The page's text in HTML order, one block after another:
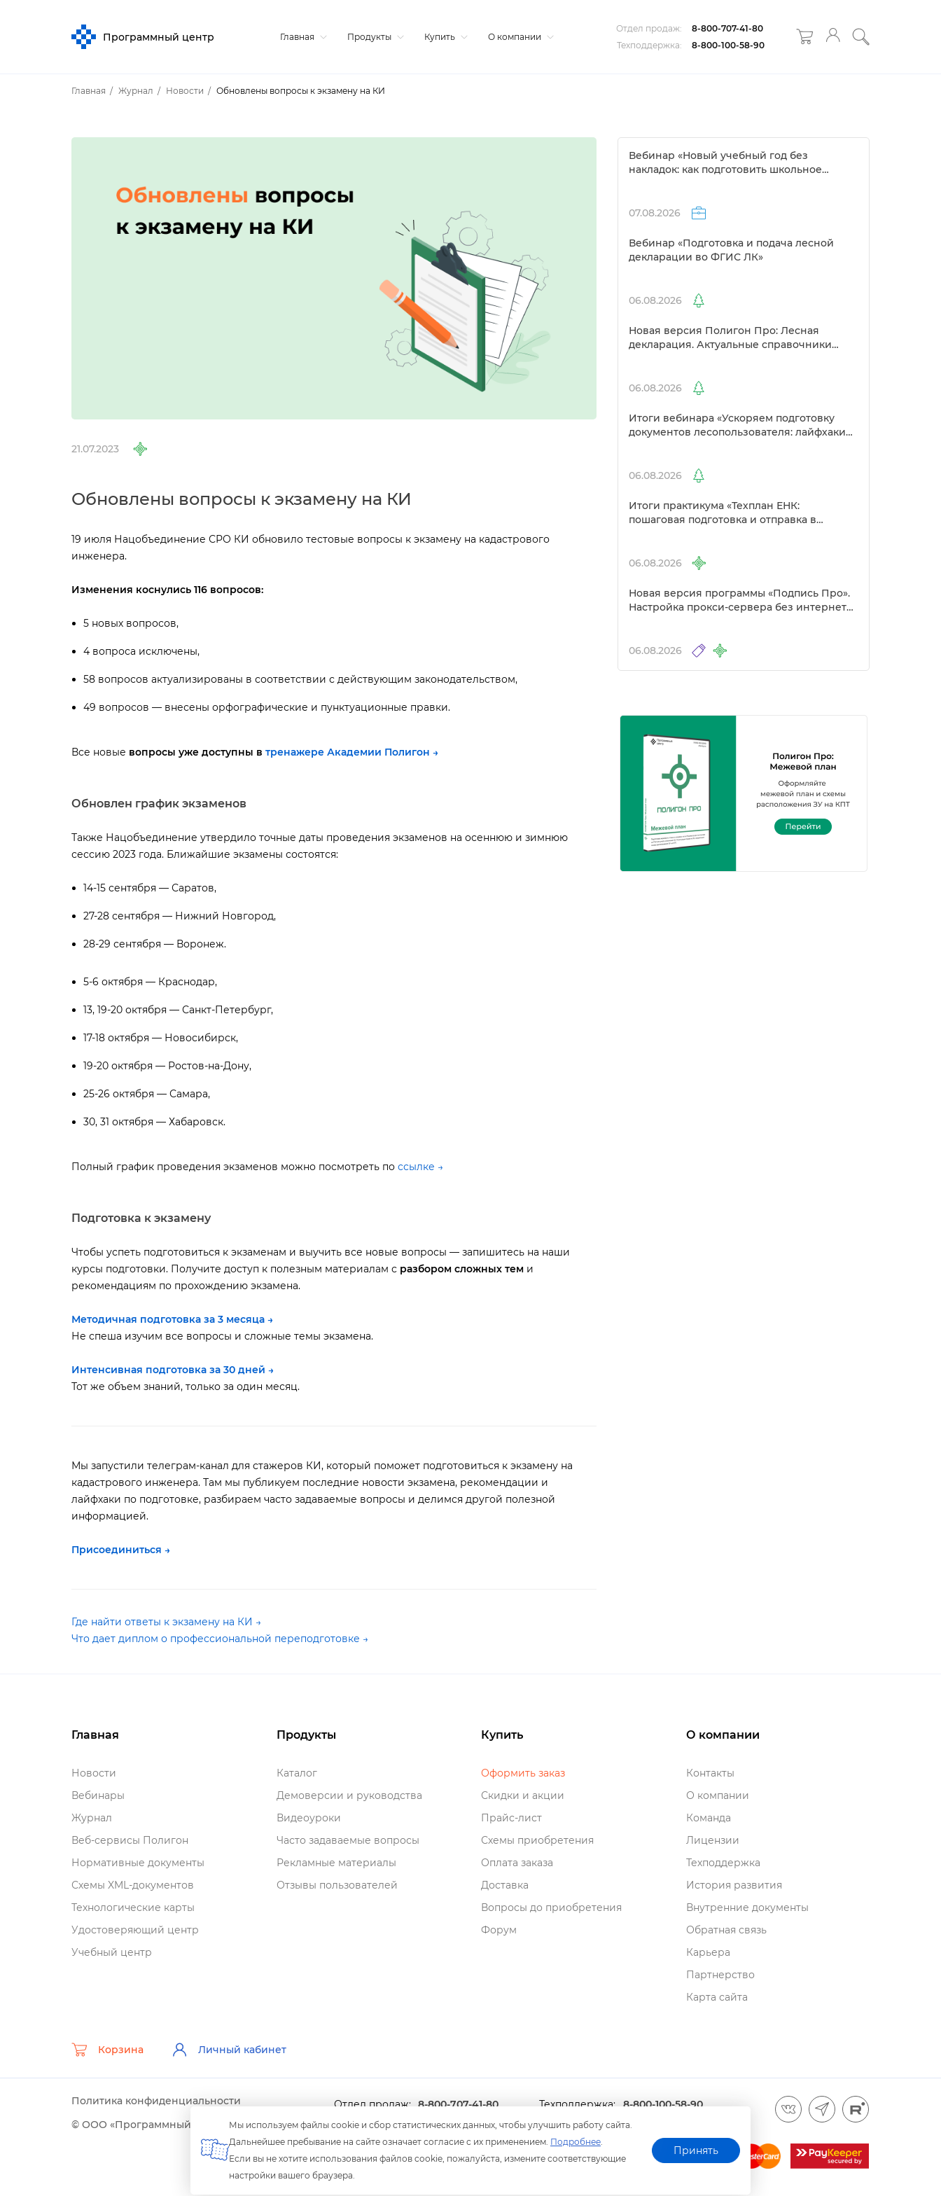
Программный центр Главная Продукты Купить О компании
Отдел продаж:
8-800-707-41-80
Техподдержка:
8-800-100-58-90
Мы используем файлы cookie и сбор статистических данных, чтобы улучшить работу сайта.
Дальнейшее пребывание на сайте означает согласие с их применением. Подробнее.
Если вы не хотите использования файлов cookie, пожалуйста, измените соответствующие
настройки вашего браузера.
Принять
Главная Журнал Новости Обновлены вопросы к экзамену на КИ
21.07.2023
Обновлены вопросы к экзамену на КИ
19 июля Нацобъединение СРО КИ обновило тестовые вопросы к экзамену на кадастрового
инженера.
Изменения коснулись 116 вопросов:
5 новых вопросов,
4 вопроса исключены,
58 вопросов актуализированы в соответствии с действующим законодательством,
49 вопросов — внесены орфографические и пунктуационные правки.
се новые опросы уже доступны тренажере Академии Полигон →
Обновлен график экзамено
Также Нацобъединение утвердило точные даты проведения экзаменов на осеннюю и зимнюю
сессию 2023 года. Ближайшие экзамены состоятся:
14-15 сентября — Саратов,
27-28 сентября — Нижний Новгород,
28-29 сентября — Воронеж.
5-6 октября — Краснодар,
13, 19-20 октября — Санкт-Петербург,
17-18 октября — Новосибирск,
19-20 октября — Ростов-на-Дону,
25-26 октября — Самара,
30, 31 октября — Хабаровск.
Полный график проведения экзаменов можно посмотреть по ссылке →
Подготовка к экзамену
Чтобы успеть подготовиться к экзаменам и выучить все новые вопросы — запишитесь на наши
курсы подготовки. Получите доступ к полезным материалам с разбором сложных тем и
рекомендациям по прохождению экзамена.
Методичная подготовка за 3 месяца →
Не спеша изучим все вопросы и сложные темы экзамена.
Интенсивная подготовка за 30 дней →
Тот же объем знаний, только за один месяц.
Мы запустили телеграм-канал для стажеров КИ, который поможет подготовиться к экзамену на
кадастрового инженера. Там мы публикуем последние новости экзамена, рекомендации и
лайфхаки по подготовке, разбираем часто задаваемые вопросы и делимся другой полезной
информацией.
Присоединиться →
Где найти ответы к экзамену на КИ →
Что дает диплом о профессиональной переподготовке →
ебинар «Новый учебный год без
накладок: как подготовить школьное
07.08.2026
ебинар «Подготовка и подача лесной
декларации во ФГИС ЛК»
06.08.2026
Новая версия Полигон Про: Лесная
декларация. Актуальные справочники
06.08.2026
Итоги вебинара «Ускоряем подготовку
документов лесопользователя: лайфхаки
06.08.2026
Итоги практикума «Техплан ЕНК:
пошаговая подготовка и отправка
06.08.2026
Новая версия программы «Подпись Про».
Настройка прокси-сервера без интернета
06.08.2026
Главная
Новости
ебинары
Журнал
еб-сервисы Полигон
Нормативные документы
Схемы XML-документо
Технологические карты
Удостоверяющий центр
Учебный центр
Продукты
Катало
Демоверсии и руководства
идеоуроки
Часто задаваемые вопросы
Рекламные материалы
Отзывы пользователей
Купить
Оформить заказ
Скидки и акции
Прайс-лист
Схемы приобретения
Оплата заказа
Доставка
опросы до приобретения
Форум
О компании
Контакты
О компании
Команда
Лицензии
Техподдержка
История развития
нутренние документы
Обратная связь
Карьера
Партнерство
Карта сайта
Корзина Личный кабинет
Политика конфиденциальности
© ООО «Программный центр» 2003-2026 гг.
Отдел продаж: 8-800-707-41-80
8 499 600-600-0
Техподдержка: 8-800-100-58-90
Мы принимаем оплатуанковскими картами